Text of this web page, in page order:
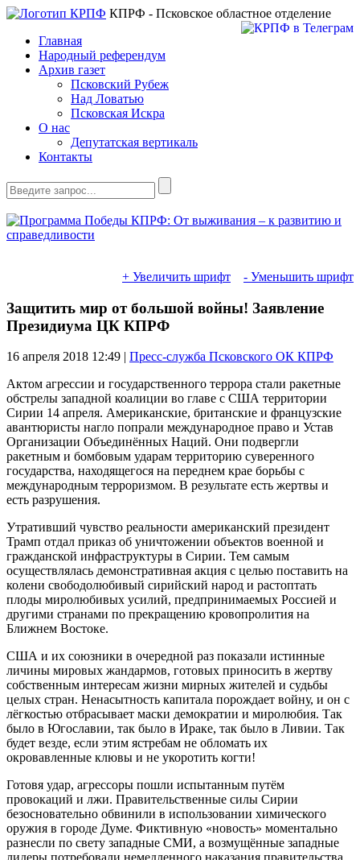
КПРФ - Псковское областное отделение
Главная
Народный референдум
Архив газет
Псковский Рубеж
Над Ловатью
Псковская Искра
О нас
Депутатская вертикаль
Контакты
+ Увеличить шрифт - Уменьшить шрифт
Защитить мир от большой войны! Заявление
Президиума ЦК КПРФ
16 апреля 2018 12:49 | Пресс-служба Псковского ОК КПРФ
Актом агрессии и государственного террора стали ракетные
обстрелы западной коалиции во главе с США территории
Сирии 14 апреля. Американские, британские и французские
авантюристы нагло попрали международное право и Устав
Организации Объединённых Наций. Они подвергли
ракетным и бомбовым ударам территорию суверенного
государства, находящегося на переднем крае борьбы с
международным терроризмом. В результате есть жертвы и
есть разрушения.
Утративший чувство реальности американский президент
Трамп отдал приказ об уничтожении объектов военной и
гражданской инфраструктуры в Сирии. Тем самым
осуществлялась демонстративная акция с целью поставить на
колени свободолюбивый сирийский народ и растоптать
плоды миролюбивых усилий, предпринимаемых Россией и
другими странами по прекращению кровопролития на
Ближнем Востоке.
США и их союзники в очередной раз показали истинные
личины мировых жандармов, готовых приносить в жертву
собственным интересам жизни мирных жителей и судьбы
целых стран. Ненасытность капитала порождает войну, и он с
лёгкостью отбрасывает маски демократии и миролюбия. Так
было в Югославии, так было в Ираке, так было в Ливии. Так
будет везде, если этим ястребам не обломать их
окровавленные клювы и не укоротить когти!
Готовя удар, агрессоры пошли испытанным путём
провокаций и лжи. Правительственные силы Сирии
безосновательно обвинили в использовании химического
оружия в городе Думе. Фиктивную «новость» моментально
разнесли по свету западные СМИ, а возмущённые западные